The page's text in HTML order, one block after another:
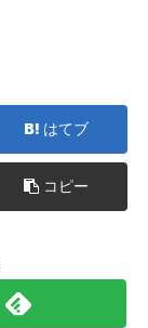
はてブ
コピー